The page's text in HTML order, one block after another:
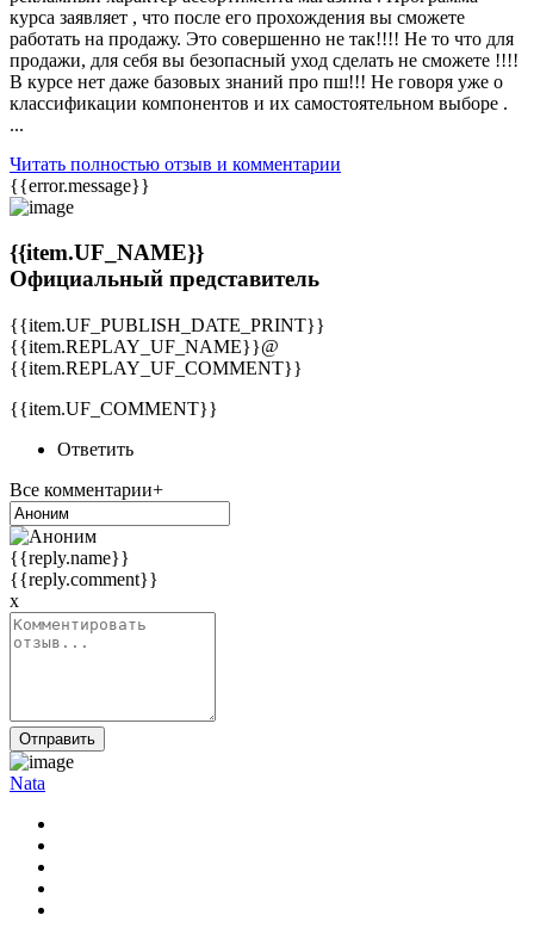
курса заявляет , что после его прохождения вы сможете
работать на продажу. Это совершенно не так!!!! Не то что для
продажи, для себя вы безопасный уход сделать не сможете !!!!
В курсе нет даже базовых знаний про пш!!! Не говоря уже о
классификации компонентов и их самостоятельном выборе .
...
Читать полностью отзыв и комментарии
{{error.message}}
{{item.UF_NAME}}
Официальный представитель
{{item.UF_PUBLISH_DATE_PRINT}}
{{item.REPLAY_UF_NAME}}@
{{item.REPLAY_UF_COMMENT}}
{{item.UF_COMMENT}}
Ответить
Все комментарии+
{{reply.name}}
{{reply.comment}}
x
Отправить
Nata